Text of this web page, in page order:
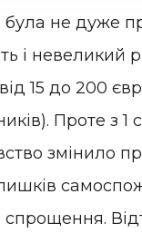
була не дуже
і невеликий
15 до 200
Проте з 1
змінило